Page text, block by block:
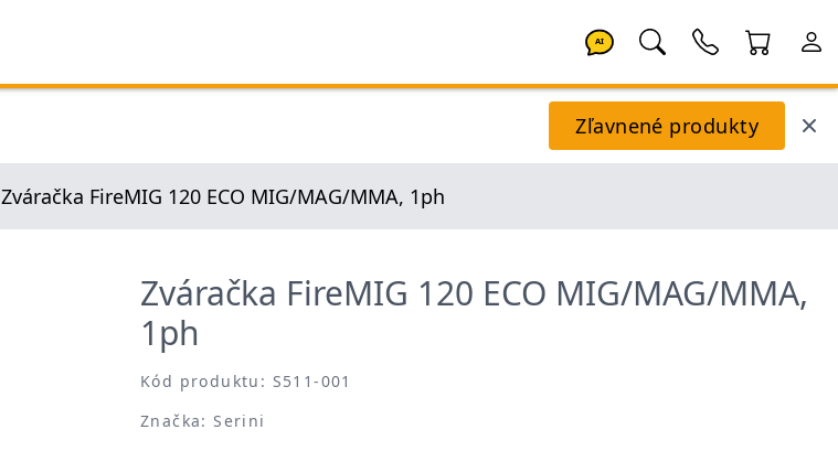
AI
Zľavnené produkty
Zváračka FireMIG 120 ECO MIG/MAG/MMA, 1ph
Zváračka FireMIG 120 ECO MIG/MAG/MMA,
1ph
Kód produktu: S511-001
Značka: Serini